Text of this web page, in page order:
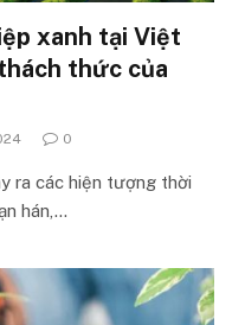
xanh tại Việt
thức của
0
ra các hiện tượng thời
hán,…